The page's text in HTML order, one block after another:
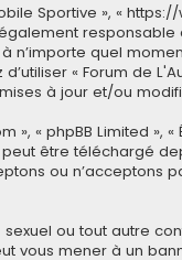
Sportive », «
n’importe quel
« Forum de
à jour et/ou
« phpBB Limited », «
être téléchargé
ou n’acceptons
ou tout autre
vous mener à un